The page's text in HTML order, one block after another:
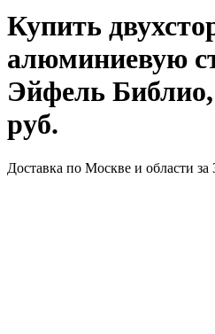
Купить
алюминиевую
Эйфель Библио,
руб.
Доставка по Москве и области за